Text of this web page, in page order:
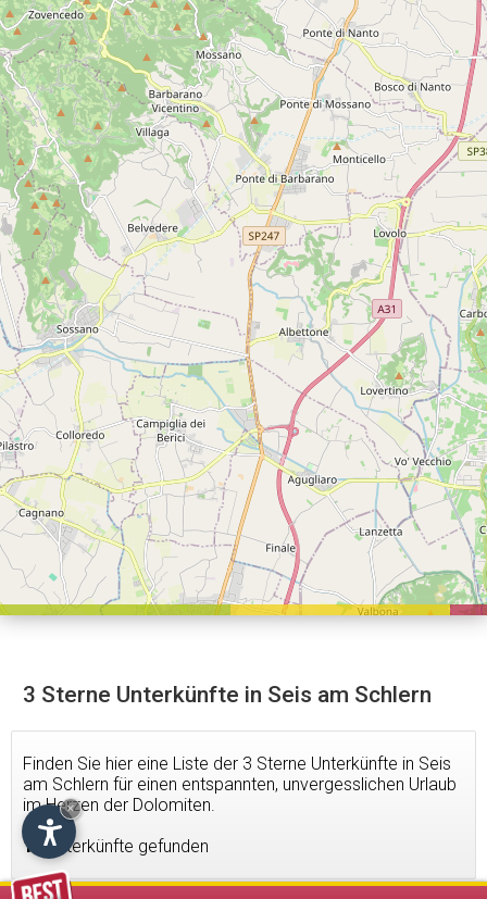
3 Sterne Unterkünfte in Seis am Schlern
Finden Sie hier eine Liste der 3 Sterne Unterkünfte in Seis
am Schlern für einen entspannten, unvergesslichen Urlaub
im Herzen der Dolomiten.
16 Unterkünfte gefunden
×